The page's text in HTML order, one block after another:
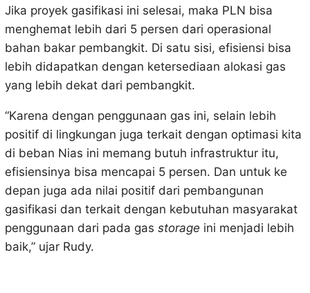
Jika proyek gasifikasi ini selesai, maka PLN bisa
menghemat lebih dari 5 persen dari operasional
bahan bakar pembangkit. Di satu sisi, efisiensi bisa
lebih didapatkan dengan ketersediaan alokasi gas
yang lebih dekat dari pembangkit.
“Karena dengan penggunaan gas ini, selain lebih
positif di lingkungan juga terkait dengan optimasi kita
di beban Nias ini memang butuh infrastruktur itu,
efisiensinya bisa mencapai 5 persen. Dan untuk ke
depan juga ada nilai positif dari pembangunan
gasifikasi dan terkait dengan kebutuhan masyarakat
penggunaan dari pada gas storage ini menjadi lebih
baik,” ujar Rudy.